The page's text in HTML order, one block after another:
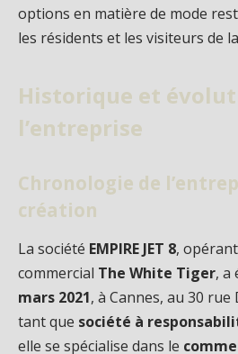
options en matière de mode
les résidents et les visiteurs de
Historique et
l’entreprise
Chronologie de
création
La société EMPIRE JET 8,
commercial The White Tiger, a
mars 2021, à Cannes, au 30
tant que société à
elle se spécialise dans le